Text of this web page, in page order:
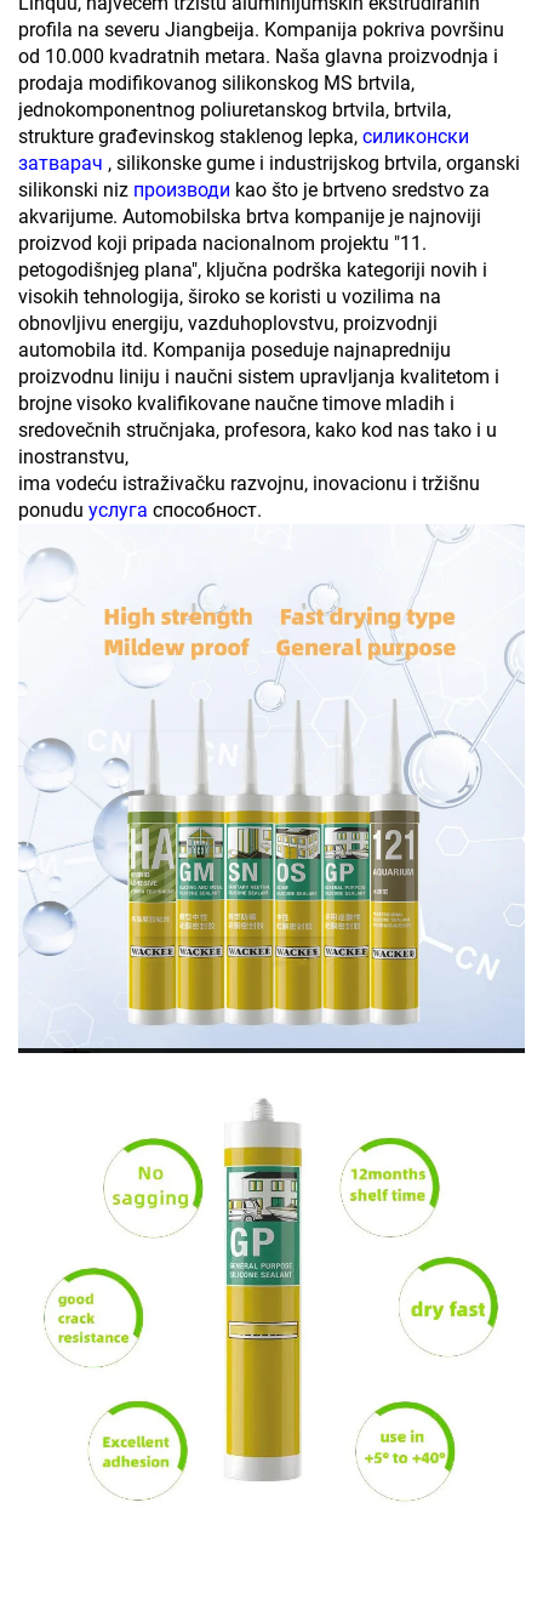
profila na severu Jiangbeija. Kompanija pokriva površinu
od 10.000 kvadratnih metara. Naša glavna proizvodnja i
prodaja modifikovanog silikonskog MS brtvila,
jednokomponentnog poliuretanskog brtvila, brtvila,
strukture građevinskog staklenog lepka, силиконски
затварач , silikonske gume i industrijskog brtvila, organski
silikonski niz производи kao što je brtveno sredstvo za
akvarijume. Automobilska brtva kompanije je najnoviji
proizvod koji pripada nacionalnom projektu "11.
petogodišnjeg plana", ključna podrška kategoriji novih i
visokih tehnologija, široko se koristi u vozilima na
obnovljivu energiju, vazduhoplovstvu, proizvodnji
automobila itd. Kompanija poseduje najnapredniju
proizvodnu liniju i naučni sistem upravljanja kvalitetom i
brojne visoko kvalifikovane naučne timove mladih i
sredovečnih stručnjaka, profesora, kako kod nas tako i u
inostranstvu,
ima vodeću istraživačku razvojnu, inovacionu i tržišnu
ponudu услуга способност.